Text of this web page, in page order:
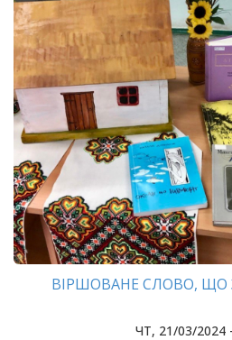
ВІРШОВАНЕ СЛОВО, ЩО
ЧТ, 21/03/2024